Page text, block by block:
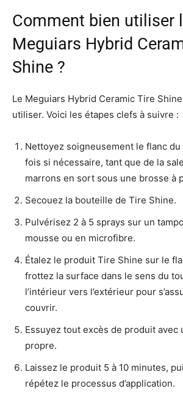
Comment bien utiliser
Meguiars Hybrid
Shine ?
Le Meguiars Hybrid Ceramic Tire
utiliser. Voici les étapes clefs à suivre :
Nettoyez soigneusement le flanc
fois si nécessaire, tant que de la
marrons en sort sous une brosse à
Secouez la bouteille de Tire Shine.
Pulvérisez 2 à 5 sprays sur un
mousse ou en microfibre.
Étalez le produit Tire Shine sur le
frottez la surface dans le sens du
l’intérieur vers l’extérieur pour
couvrir.
Essuyez tout excès de produit avec
propre.
Laissez le produit 5 à 10 minutes,
répétez le processus d’application.